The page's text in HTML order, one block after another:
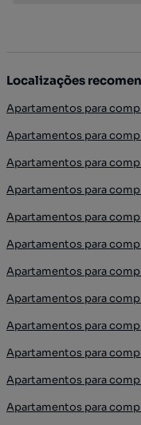
Localizações
Apartamentos para
Apartamentos para
Apartamentos para
Apartamentos para
Apartamentos para
Apartamentos para
Apartamentos para
Apartamentos para
Apartamentos para
Apartamentos para
Apartamentos para
Apartamentos para